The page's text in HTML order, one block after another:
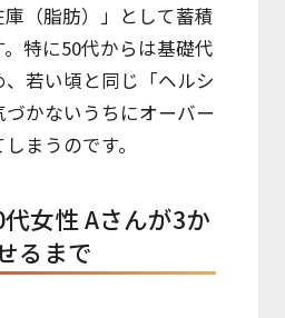
（脂肪）」として蓄積
特に50代からは基礎代
若い頃と同じ「ヘルシ
かないうちにオーバー
まうのです。
女性 Aさんが3か
るまで